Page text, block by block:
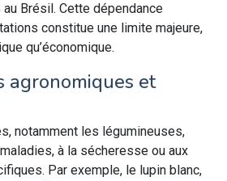
Brésil. Cette dépendance
constitue une limite majeure,
qu’économique.
agronomiques et
notamment les légumineuses,
à la sécheresse ou aux
Par exemple, le lupin blanc,